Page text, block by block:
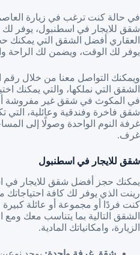
في حالة كنت ترغب في زيارة
شقق للايجار في اسطنبول، يوفر لك
العقاري أفضل الشقق التي يمكنك
يوفر لك الوقت، ويضمن لك الراحة
ويمكنك التواصل معنا من خلال رقم
الشقق التي نملكها، والتي يمكنك
في المكوث في شقق غير مفروشة
شقق فاخرة وفندقية وعائلية،
غرفة النوم الواحدة وصولًا إلى
غرف.
شقق للايجار في اسطنبول
يمكنك حجز أفضل شقق للايجار في
رينت الذي يوفر لك كافة احتياجاتك
كنت فردًا أو مجموعة أو عائلة كبيرة
الشقق التالية بما يتناسب معك
الزيارة، وامكانياتك المادية.